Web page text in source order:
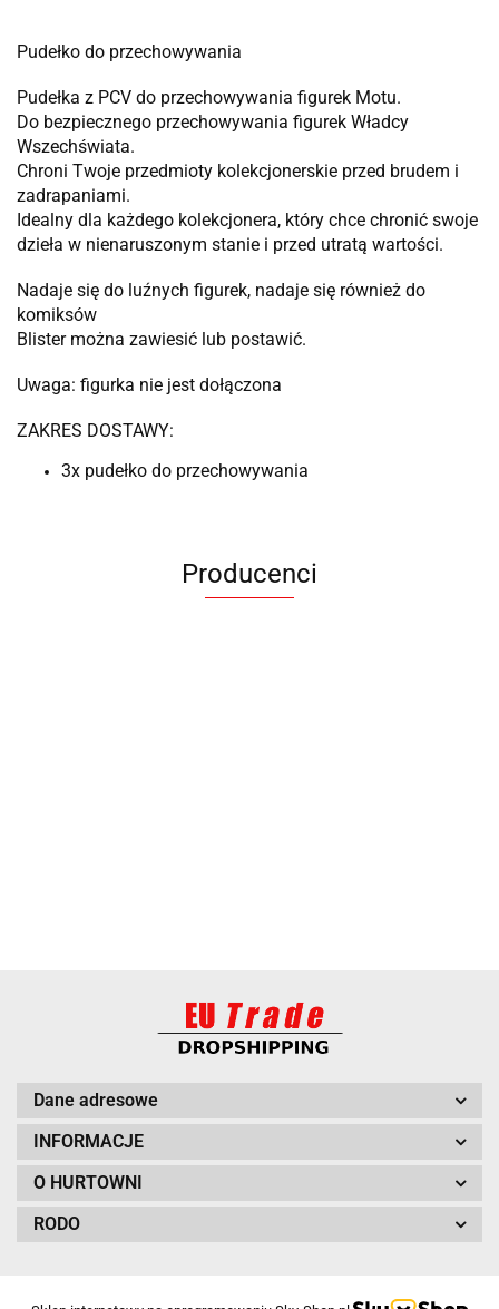
Pudełko do przechowywania
Pudełka z PCV do przechowywania figurek Motu.
Do bezpiecznego przechowywania figurek Władcy
Wszechświata.
Chroni Twoje przedmioty kolekcjonerskie przed brudem i
zadrapaniami.
Idealny dla każdego kolekcjonera, który chce chronić swoje
dzieła w nienaruszonym stanie i przed utratą wartości.
Nadaje się do luźnych figurek, nadaje się również do
komiksów
Blister można zawiesić lub postawić.
Uwaga: figurka nie jest dołączona
ZAKRES DOSTAWY:
3x pudełko do przechowywania
Producenci
Dane adresowe
INFORMACJE
O HURTOWNI
RODO